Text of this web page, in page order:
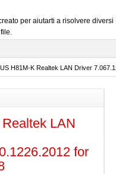
per aiutarti a risolvere diversi
H81M-K Realtek LAN Driver
LAN
for